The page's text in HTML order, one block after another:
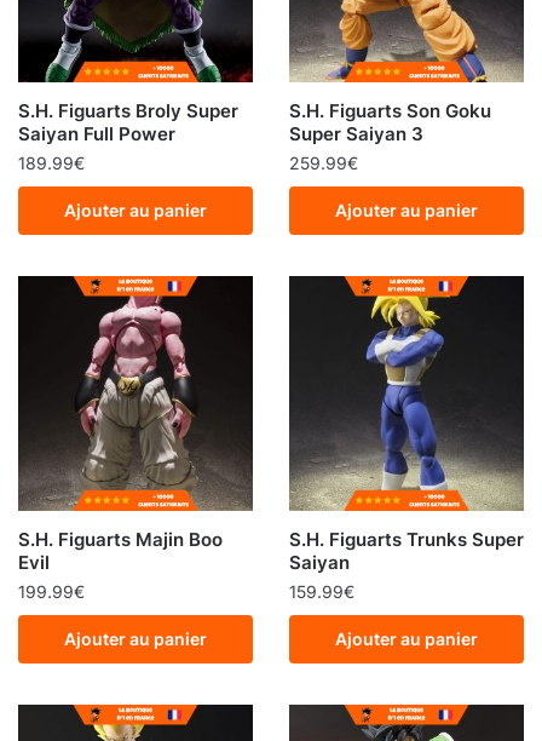
S.H. Figuarts Broly Super
Saiyan Full Power
189.99€
Ajouter au panier
S.H. Figuarts Son Goku
Super Saiyan 3
259.99€
Ajouter au panier
S.H. Figuarts Majin Boo
Evil
199.99€
Ajouter au panier
S.H. Figuarts Trunks Super
Saiyan
159.99€
Ajouter au panier